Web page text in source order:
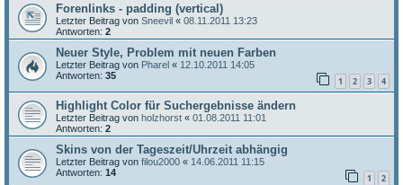
Forenlinks - padding (vertical)
Letzter Beitrag von Sneevil « 08.11.2011 13:23
Antworten: 2
Neuer Style, Problem mit neuen Farben
Letzter Beitrag von Pharel « 12.10.2011 14:05
Antworten: 35 1 2 3 4
Highlight Color für Suchergebnisse ändern
Letzter Beitrag von holzhorst « 01.08.2011 11:01
Antworten: 2
Skins von der Tageszeit/Uhrzeit abhängig
Letzter Beitrag von filou2000 « 14.06.2011 11:15
Antworten: 14 1 2